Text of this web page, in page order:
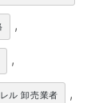
,
,
ル 卸売業者 ,